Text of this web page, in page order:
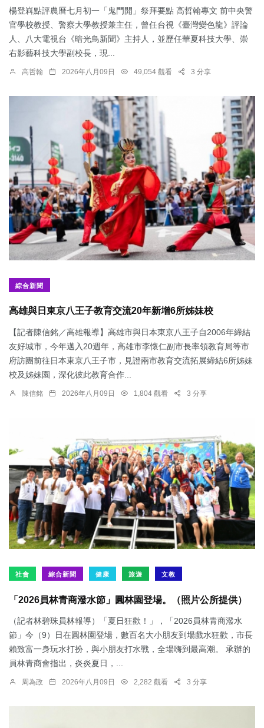
楊登嵙點評農曆七月初一「鬼門開」祭拜要點 高哲翰專文 前中央警
官學校教授、警察大學教授兼主任，曾任台視《臺灣變色龍》評論
人、八大電視台《暗光鳥新聞》主持人，並歷任華夏科技大學、崇
右影藝科技大學副校長，現...
高哲翰 2026年八月09日 49,054 觀看 3 分享
綜合新聞
高雄與日東京八王子教育交流20年新增6所姊妹校
【記者陳信銘／高雄報導】高雄市與日本東京八王子自2006年締結
友好城市，今年邁入20週年，高雄市李懷仁副市長率領教育局等市
府訪團前往日本東京八王子市，見證兩市教育交流拓展締結6所姊妹
校及姊妹園，深化彼此教育合作...
陳信銘 2026年八月09日 1,804 觀看 3 分享
社會 綜合新聞 健康 旅遊 文教
「2026員林青商潑水節」圓林園登場。（照片公所提供）
（記者林碧珠員林報導）「夏日狂歡！」，「2026員林青商潑水
節」今（9）日在圓林園登場，數百名大小朋友到場戲水狂歡，市長
賴致富一身玩水打扮，與小朋友打水戰，全場嗨到最高潮。 承辦的
員林青商會指出，炎炎夏日，...
周為政 2026年八月09日 2,282 觀看 3 分享